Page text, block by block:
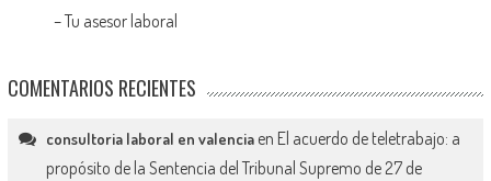
–Tu asesor laboral
COMENTARIOS RECIENTES
consultoria laboral en valenciaen El acuerdo de teletrabajo: a
propósito de la Sentencia del Tribunal Supremo de 27 de